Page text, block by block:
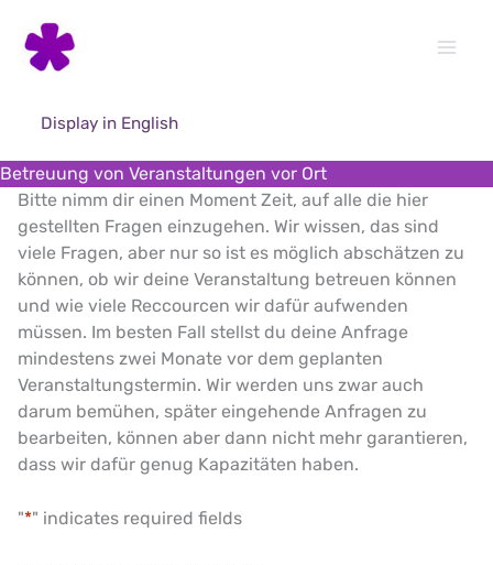
content
Display in English
Betreuung von Veranstaltungen vor Ort
Bitte nimm dir einen Moment Zeit, auf alle die hier
gestellten Fragen einzugehen. Wir wissen, das sind
viele Fragen, aber nur so ist es möglich abschätzen zu
können, ob wir deine Veranstaltung betreuen können
und wie viele Reccourcen wir dafür aufwenden
müssen. Im besten Fall stellst du deine Anfrage
mindestens zwei Monate vor dem geplanten
Veranstaltungstermin. Wir werden uns zwar auch
darum bemühen, später eingehende Anfragen zu
bearbeiten, können aber dann nicht mehr garantieren,
dass wir dafür genug Kapazitäten haben.
"*" indicates required fields